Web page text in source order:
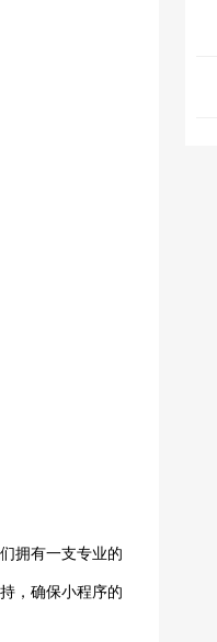
拥有一支专业的
，确保小程序的